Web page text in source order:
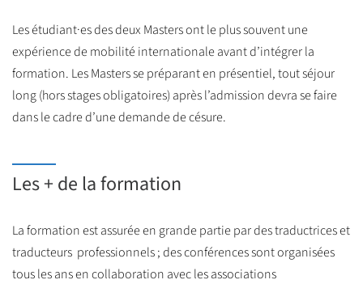
Les étudiant·es des deux Masters ont le plus souvent une
expérience de mobilité internationale avant d’intégrer la
formation. Les Masters se préparant en présentiel, tout séjour
long (hors stages obligatoires) après l’admission devra se faire
dans le cadre d’une demande de césure.
Les + de la formation
La formation est assurée en grande partie par des traductrices et
traducteurs professionnels ; des conférences sont organisées
tous les ans en collaboration avec les associations